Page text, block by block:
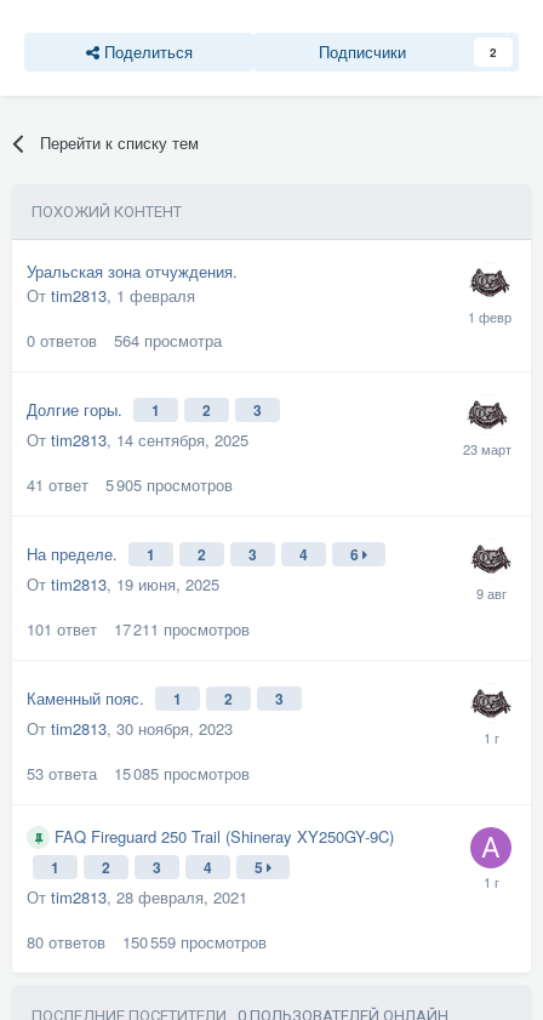
Поделиться Подписчики 2
Перейти к списку тем
ПОХОЖИЙ КОНТЕНТ
Уральская зона отчуждения.
От tim2813, 1 февраля
0 ответов 564 просмотра
Долгие горы. 1 2 3
От tim2813, 14 сентября, 2025
41 ответ 5 905 просмотров
На пределе. 1 2 3 4 6
От tim2813, 19 июня, 2025
101 ответ 17 211 просмотров
Каменный пояс. 1 2 3
От tim2813, 30 ноября, 2023
53 ответа 15 085 просмотров
FAQ Fireguard 250 Trail (Shineray XY250GY-9C)
1 2 3 4 5
От tim2813, 28 февраля, 2021
80 ответов 150 559 просмотров
ПОСЛЕДНИЕ ПОСЕТИТЕЛИ 0 ПОЛЬЗОВАТЕЛЕЙ ОНЛАЙН